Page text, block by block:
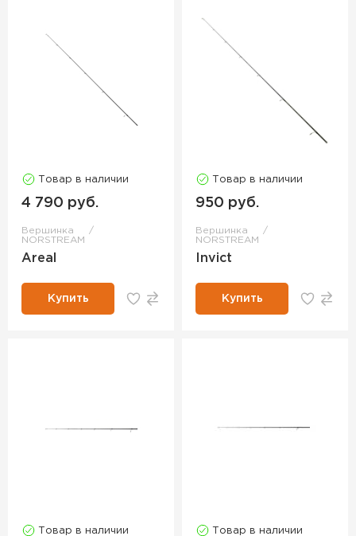
Товар в наличии
4 790 руб.
Вершинка
NORSTREAM
Areal
Купить
Товар в наличии
950 руб.
Вершинка
NORSTREAM
Invict
Купить
Товар в наличии Товар в наличии